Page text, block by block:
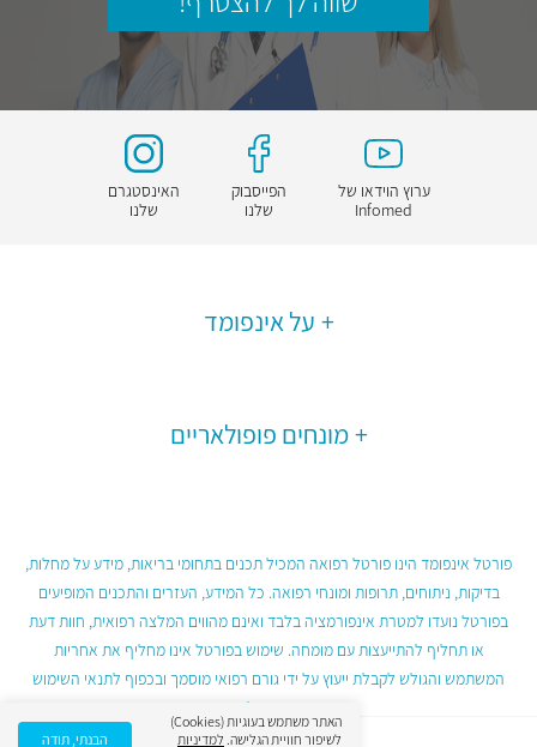
ערוץ הוידאו של
Infomed
הפייסבוק
שלנו
האינסטגרם
שלנו
על אינפומד
מונחים פופולאריים
פורטל אינפומד הינו פורטל רפואה המכיל תכנים בתחומי בריאות, מידע על מחלות,
בדיקות, ניתוחים, תרופות ומונחי רפואה. כל המידע, העזרים והתכנים המופיעים
בפורטל נועדו למטרת אינפורמציה בלבד ואינם מהווים המלצה רפואית, חוות דעת
או תחליף להתייעצות עם מומחה. שימוש בפורטל אינו מחליף את אחריות
המשתמש והגולש לקבלת ייעוץ על ידי גורם רפואי מוסמך ובכפוף לתנאי השימוש
בפורטל.
האתר משתמש בעוגיות (Cookies)
לשיפור חוויית הגלישה. למדיניות הבנתי, תודה